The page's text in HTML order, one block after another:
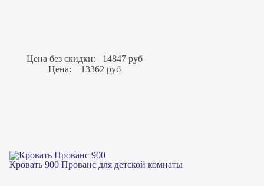
Цена без скидки:
14847 руб
Цена:
13362 руб
Кровать 900 Прованс для детской комнаты